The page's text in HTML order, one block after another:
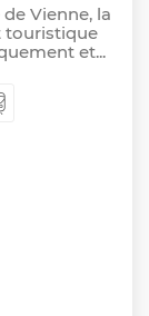
Vienne, la
touristique
et...